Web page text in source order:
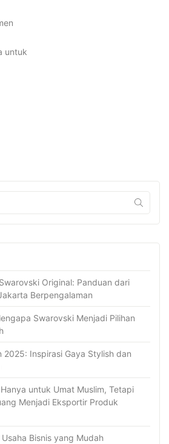
untuk
Original: Panduan dari
Berpengalaman
Swarovski Menjadi Pilihan
2025: Inspirasi Gaya Stylish dan
untuk Umat Muslim, Tetapi
Menjadi Eksportir Produk
Bisnis yang Mudah